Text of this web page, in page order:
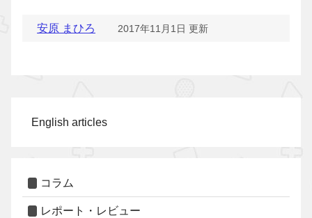
安原 まひろ 2017年11月1日 更新
English articles
コラム
レポート・レビュー